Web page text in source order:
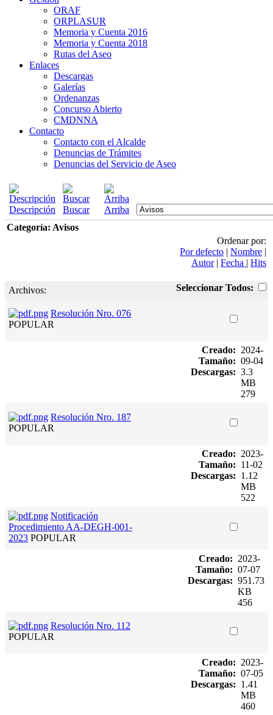
ORAF
ORPLASUR
Memoria y Cuenta 2016
Memoria y Cuenta 2018
Rutas del Aseo
Enlaces
Descargas
Galerías
Ordenanzas
Concurso Abierto
CMDNNA
Contacto
Contacto con el Alcalde
Denuncias de Trámites
Denuncias del Servicio de Aseo
Descripción Buscar
Arriba
Categoría: Avisos
Ordenar por:
Por defecto | Nombre |
Autor| Fecha | Hits
Seleccionar Todos:
Archivos:
Resolución Nro. 076
POPULAR
Creado:
Tamaño:
Descargas:
2024-
09-04
3.3
MB
279
Resolución Nro. 187
POPULAR
Creado:
Tamaño:
Descargas:
2023-
11-02
1.12
MB
522
Notificación
Procedimiento AA-DEGH-001-
2023 POPULAR
Creado:
Tamaño:
Descargas:
2023-
07-07
951.73
KB
456
Resolución Nro. 112
POPULAR
Creado:
Tamaño:
Descargas:
2023-
07-05
1.41
MB
460